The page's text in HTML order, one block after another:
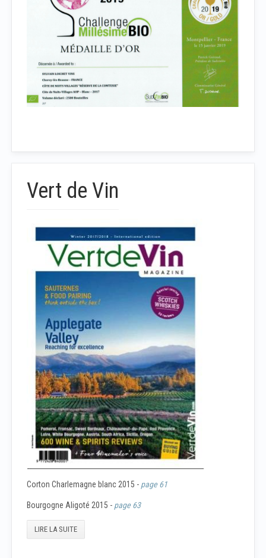
Vert de Vin
Corton Charlemagne blanc 2015 - page 61
Bourgogne Aligoté 2015 - page 63
LIRE LA SUITE